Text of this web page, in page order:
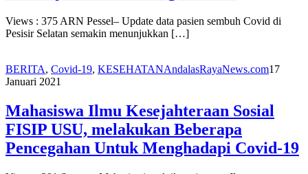
Views : 375 ARN Pessel– Update data pasien sembuh Covid di
Pesisir Selatan semakin menunjukkan […]
BERITA, Covid-19, KESEHATANAndalasRayaNews.com17
Januari 2021
Mahasiswa Ilmu Kesejahteraan Sosial
FISIP USU, melakukan Beberapa
Pencegahan Untuk Menghadapi Covid-19